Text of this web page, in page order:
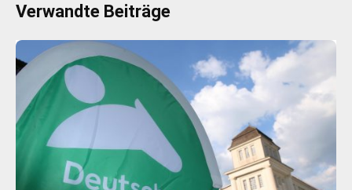
Verwandte Beiträge